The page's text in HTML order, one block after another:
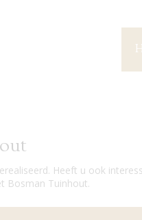
Heeft u ook
Bosman Tuinhout.